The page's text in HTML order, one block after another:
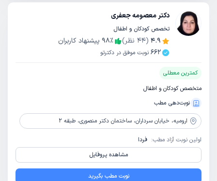
دکتر معصومه جعفری
تخصص کودکان و اطفال
4.9
(
44 نظر) 98٪
پیشنهاد کاربران
662 نوبت موفق در دکترتو
کمترین معطلی
متخصص کودکان و اطفال
نوبت‌دهی مطب
ارومیه، خیابان سرداران، ساختمان دکتر منصوری، طبقه ۲
اولین نوبت آزاد مطب: فردا
مشاهده پروفایل
نوبت مطب بگیرید